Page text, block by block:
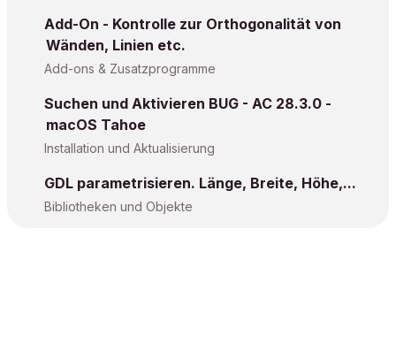
Add-On - Kontrolle zur Orthogonalität von
Wänden, Linien etc.
Add-ons & Zusatzprogramme
Suchen und Aktivieren BUG - AC 28.3.0 -
macOS Tahoe
Installation und Aktualisierung
GDL parametrisieren. Länge, Breite, Höhe,...
Bibliotheken und Objekte